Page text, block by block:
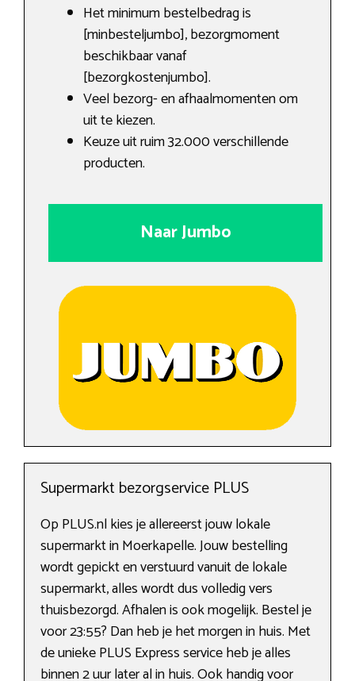
Het minimum bestelbedrag is
[minbesteljumbo], bezorgmoment
beschikbaar vanaf
[bezorgkostenjumbo].
Veel bezorg- en afhaalmomenten om
uit te kiezen.
Keuze uit ruim 32.000 verschillende
producten.
Naar Jumbo
Supermarkt bezorgservice PLUS
Op PLUS.nl kies je allereerst jouw lokale
supermarkt in Moerkapelle. Jouw bestelling
wordt gepickt en verstuurd vanuit de lokale
supermarkt, alles wordt dus volledig vers
thuisbezorgd. Afhalen is ook mogelijk. Bestel je
voor 23:55? Dan heb je het morgen in huis. Met
de unieke PLUS Express service heb je alles
binnen 2 uur later al in huis. Ook handig voor